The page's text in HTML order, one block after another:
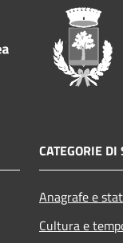
CATEGORIE
Anagrafe e
Cultura e